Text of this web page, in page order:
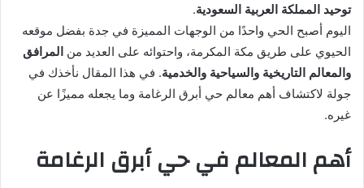
توحيد المملكة العربية السعودية.
اليوم أصبح الحي واحدًا من الوجهات المميزة في جدة بفضل موقعه
الحيوي على طريق مكة المكرمة، واحتوائه على العديد من المرافق
والمعالم التاريخية والسياحية والخدمية. في هذا المقال نأخذك في
جولة لاكتشاف أهم معالم حي أبرق الرغامة وما يجعله مميزًا عن
غيره.
أهم المعالم في حي أبرق الرغامة